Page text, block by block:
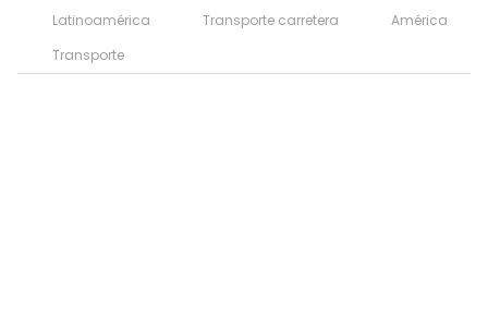
Latinoamérica Transporte carretera
América
Transporte